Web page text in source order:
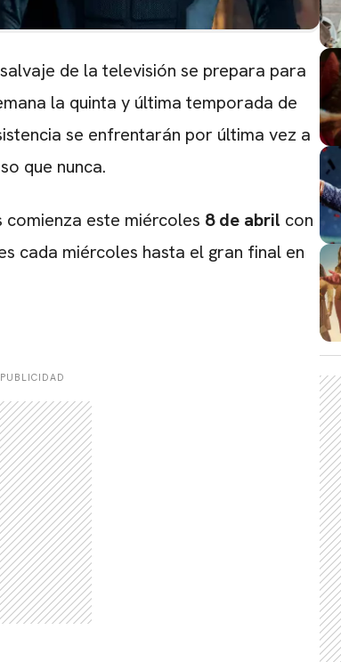
de la televisión se prepara para
la quinta y última temporada de
se enfrentarán por última vez a
que nunca.
comienza este miércoles 8 de abril con
cada miércoles hasta el gran final en
CARREGANDO PUBLICIDADE